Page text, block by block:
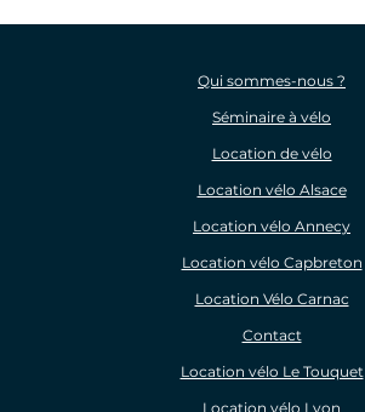
Qui sommes-nous ?
Séminaire à vélo
Location de vélo
Location vélo Alsace
Location vélo Annecy
Location vélo Capbreton
Location Vélo Carnac
Contact
Location vélo Le Touquet
Location vélo Lyon